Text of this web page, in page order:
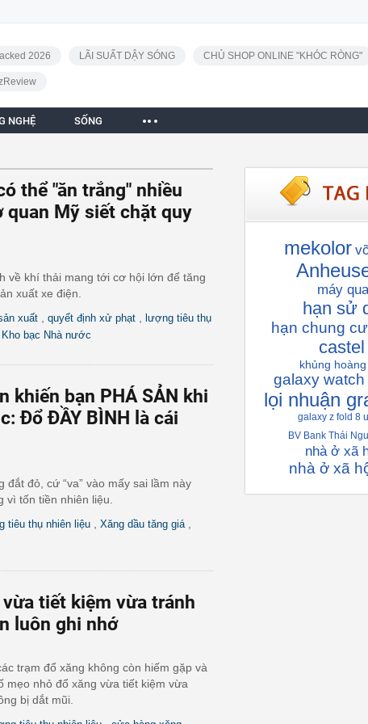
2026 LÃI SUẤT DẬY SÓNG CHỦ SHOP ONLINE "KHÓC RÒNG"
NGHỆ SỐNG
thể "ăn trắng" nhiều
quan Mỹ siết chặt quy
về khí thải mang tới cơ hội lớn để tăng
xuất xe điện.
xuất quyết định xử phạt
lượng tiêu thụ
Kho bạc Nhà nước
khiến bạn PHÁ SẢN khi
Đổ ĐẦY BÌNH là cái
đắt đỏ, cứ “va” vào mấy sai lầm này
vì tốn tiền nhiên liệu.
tiêu thụ nhiên liệu Xăng dầu tăng giá
tiết kiệm vừa tránh
luôn ghi nhớ
trạm đổ xăng không còn hiếm gặp và
mẹo nhỏ đổ xăng vừa tiết kiệm vừa
bị dắt mũi.
mekolor
máy
hạn sử
hạn chung cư
khủng
galaxy watch
lọi nhuận
galaxy z fold 8
BV Bank Thái
nhà ở xã
nhà ở xã